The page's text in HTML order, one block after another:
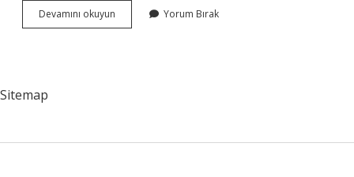
Devamını okuyun
Bozulunca
Yorum Bırak
Sitemap